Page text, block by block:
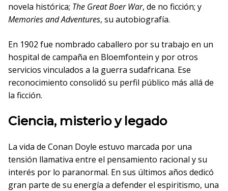
novela histórica; The Great Boer War, de no ficción; y
Memories and Adventures, su autobiografía.
En 1902 fue nombrado caballero por su trabajo en un
hospital de campaña en Bloemfontein y por otros
servicios vinculados a la guerra sudafricana. Ese
reconocimiento consolidó su perfil público más allá de
la ficción.
Ciencia, misterio y legado
La vida de Conan Doyle estuvo marcada por una
tensión llamativa entre el pensamiento racional y su
interés por lo paranormal. En sus últimos años dedicó
gran parte de su energía a defender el espiritismo, una